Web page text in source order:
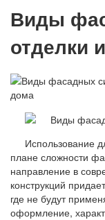
Виды
отделки
Использование
плане сложности
направление в
конструкций
где не будут
оформление,